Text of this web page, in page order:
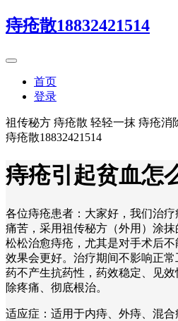
痔疮散18832421514
首页
登录
祖传秘方 痔疮散 轻轻一抹 痔疮消
痔疮散18832421514
痔疮引起贫血怎
各位痔疮患者：大家好，我们治
痛苦，采用祖传秘方（外用）涂
松松治愈痔疮，尤其是对手术后不
效果会更好。治疗期间不影响正
药不产生抗药性，药效稳定、见
除疼痛、彻底根治。
适应症：适用于内痔、外痔、混